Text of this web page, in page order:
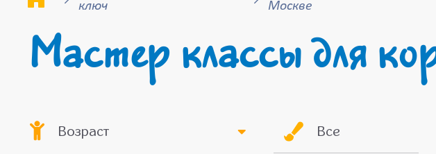
ключ
Москве
Мастер классы для
Возраст Все